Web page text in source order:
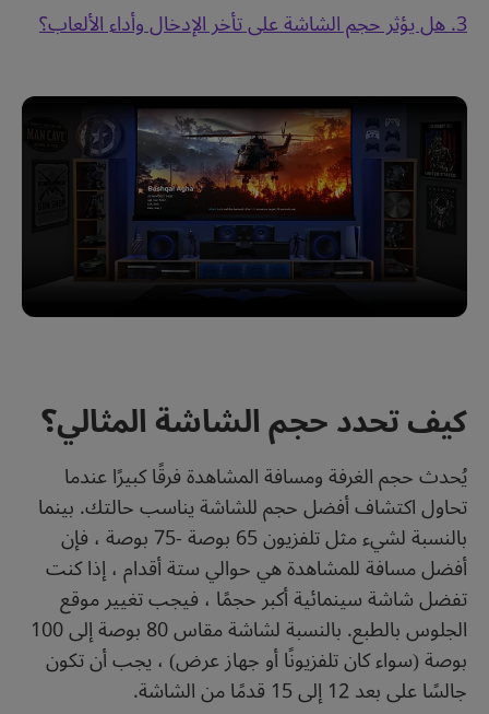
3. هل يؤثر حجم الشاشة على تأخر الإدخال وأداء الألعاب؟
كيف تحدد حجم الشاشة المثالي؟
يُحدث حجم الغرفة ومسافة المشاهدة فرقًا كبيرًا عندما
تحاول اكتشاف أفضل حجم للشاشة يناسب حالتك. بينما
بالنسبة لشيء مثل تلفزيون 65 بوصة -75 بوصة ، فإن
أفضل مسافة للمشاهدة هي حوالي ستة أقدام ، إذا كنت
تفضل شاشة سينمائية أكبر حجمًا ، فيجب تغيير موقع
الجلوس بالطبع. بالنسبة لشاشة مقاس 80 بوصة إلى 100
بوصة (سواء كان تلفزيونًا أو جهاز عرض) ، يجب أن تكون
جالسًا على بعد 12 إلى 15 قدمًا من الشاشة.